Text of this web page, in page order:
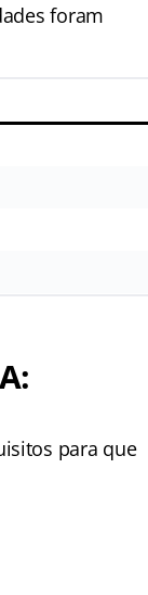
foram
para que